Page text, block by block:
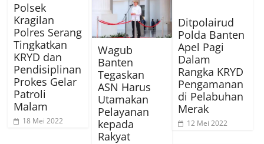
Polsek
Kragilan
Polres Serang
Tingkatkan
KRYD dan
Pendisiplinan
Prokes Gelar
Patroli
Malam
18 Mei 2022
Wagub
Banten
Tegaskan
ASN Harus
Utamakan
Pelayanan
kepada
Rakyat
Ditpolairud
Polda Banten
Apel Pagi
Dalam
Rangka KRYD
Pengamanan
di Pelabuhan
Merak
12 Mei 2022